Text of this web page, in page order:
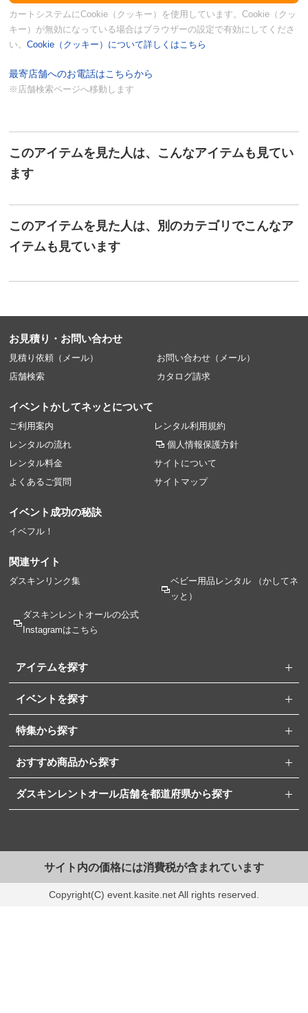
カートシステムにCookie（クッキー）を使用しています。Cookie（クッ
キー）が無効になっている場合はブラウザーの設定で有効にしてくださ
い。Cookie（クッキー）について詳しくはこちら
最寄店舗へのお電話はこちらから
※店舗検索ページへ移動します
このアイテムを見た人は、こんなアイテムも見てい
ます
このアイテムを見た人は、別のカテゴリでこんなア
イテムも見ています
お見積り・お問い合わせ
見積り依頼（メール）
お問い合わせ（メール）
店舗検索
カタログ請求
イベントかしてネッとについて
ご利用案内
レンタルの流れ
レンタル料金
よくあるご質問
レンタル利用規約
個人情報保護方針
サイトについて
サイトマップ
イベント成功の秘訣
イベフル！
関連サイト
ダスキンリンク集 ベビー用品レンタル（かしてネ
ッと）
ダスキンレントオールの公式
Instagramはこちら
アイテムを探す
イベントを探す
特集から探す
おすすめ商品から探す
ダスキンレントオール店舗を都道府県から探す
サイト内の価格には消費税が含まれています
Copyright(C) event.kasite.net All rights reserved.